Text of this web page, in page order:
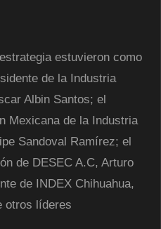
estuvieron como
de la Industria
Albin Santos; el
Mexicana de la Industria
Sandoval Ramírez; el
de DESEC A.C, Arturo
de INDEX Chihuahua,
otros líderes